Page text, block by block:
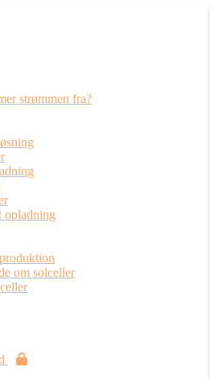
strømmen fra?
opladning
om solceller